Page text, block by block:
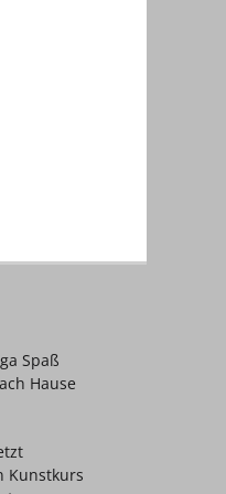
Spaß
Hause
Kunstkurs